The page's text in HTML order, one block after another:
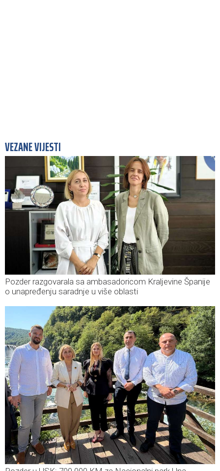
VEZANE VIJESTI
Pozder razgovarala sa ambasadoricom Kraljevine Španije
o unapređenju saradnje u više oblasti